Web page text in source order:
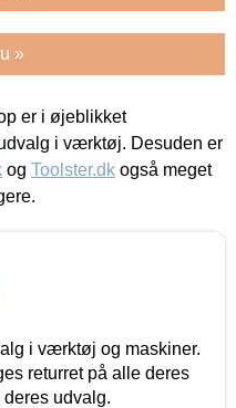
»
er i øjeblikket
i værktøj. Desuden er
og Toolster.dk også meget
i værktøj og maskiner.
returret på alle deres
udvalg.